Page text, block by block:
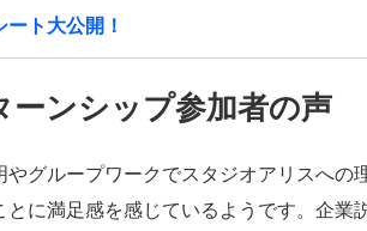
ト大公開！
ンシップ参加者の声
グループワークでスタジオアリスへの
に満足感を感じているようです。企業